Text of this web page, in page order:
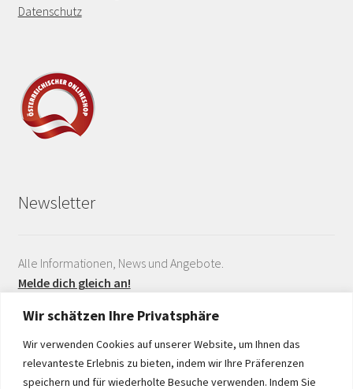
Wir schätzen Ihre Privatsphäre
Wir verwenden Cookies auf unserer Website, um Ihnen das
relevanteste Erlebnis zu bieten, indem wir Ihre Präferenzen
speichern und für wiederholte Besuche verwenden. Indem Sie
Datenschutz
Newsletter
Alle Informationen, News und Angebote.
Melde dich gleich an!